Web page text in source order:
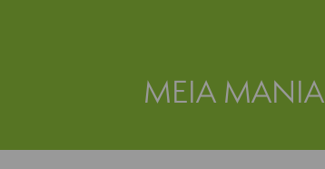
MEIA MANIA